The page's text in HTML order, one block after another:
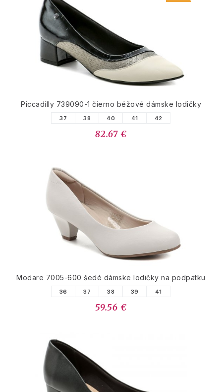
Piccadilly 739090-1 čierno béžové dámske lodičky
37 38 40 41 42
82.67 €
Modare 7005-600 šedé dámske lodičky na podpätku
36 37 38 39 41
59.56 €